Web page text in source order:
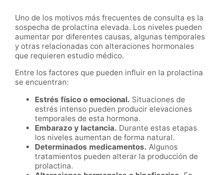
Uno de los motivos más frecuentes de consulta es la
sospecha de prolactina elevada. Los niveles pueden
aumentar por diferentes causas, algunas temporales
y otras relacionadas con alteraciones hormonales
que requieren estudio médico.
Entre los factores que pueden influir en la prolactina
se encuentran:
Estrés físico o emocional. Situaciones de
estrés intenso pueden producir elevaciones
temporales de esta hormona.
Embarazo y lactancia. Durante estas etapas
los niveles aumentan de forma natural.
Determinados medicamentos. Algunos
tratamientos pueden alterar la producción de
prolactina.